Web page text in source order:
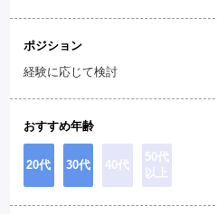
ポジション
経験に応じて検討
おすすめ年齢
20代 30代 40代
50代
以上